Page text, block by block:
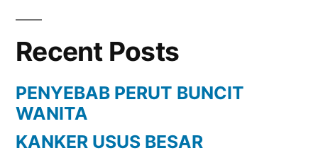
Recent Posts
PENYEBAB PERUT BUNCIT
WANITA
KANKER USUS BESAR